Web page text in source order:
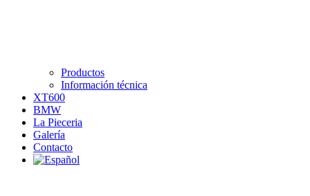
Productos
Información técnica
XT600
BMW
La Pieceria
Galería
Contacto